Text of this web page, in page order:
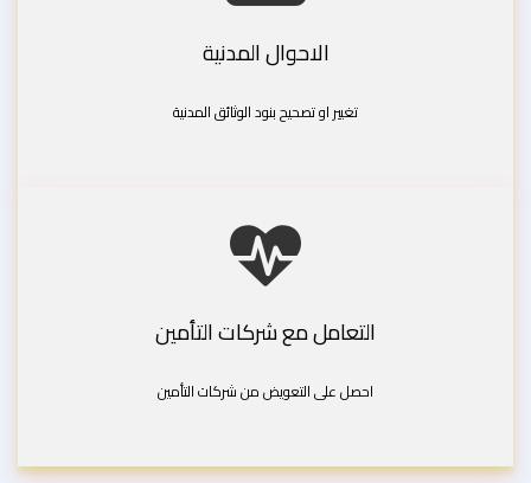
الاحوال المدنية
تغيير او تصحيح بنود الوثائق المدنية
التعامل مع شركات التأمين
احصل على التعويض من شركات التأمين